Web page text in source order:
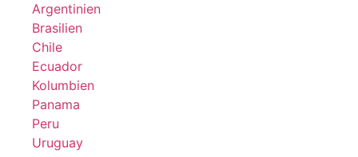
Argentinien
Brasilien
Chile
Ecuador
Kolumbien
Panama
Peru
Uruguay